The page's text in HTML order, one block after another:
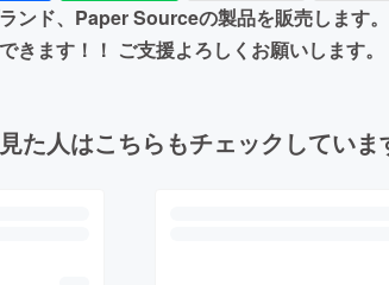
ンド、Paper Sourceの製品を販売します
きます！！ ご支援よろしくお願いします。
た人はこちらもチェックしていま